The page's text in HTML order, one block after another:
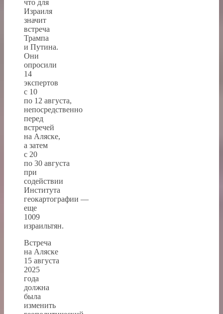
что для
Израиля
значит
встреча
Трампа
и Путина.
Они
опросили
14
экспертов
с 10
по 12 августа,
непосредственно
перед
встречей
на Аляске,
а затем
с 20
по 30 августа
при
содействии
Института
геокартографии —
еще
1009
израильтян.
Встреча
на Аляске
15 августа
2025
года
должна
была
изменить